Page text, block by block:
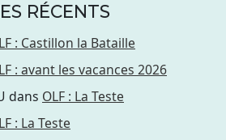
RÉCENTS
: Castillon la Bataille
: avant les vacances 2026
dans OLF : La Teste
: La Teste